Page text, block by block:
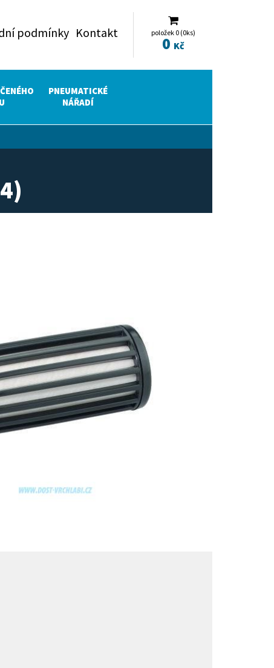
položek 0 (0ks)
0 Kč
podmínky Kontakt
PNEUMATICKÉ
NÁŘADÍ